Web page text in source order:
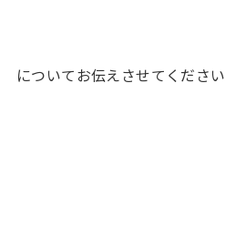
についてお伝えさせてください